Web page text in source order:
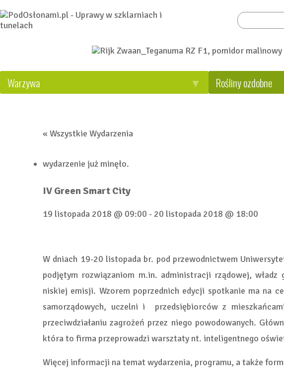
Szukaj:
Warzywa Rośliny ozdobne
« Wszystkie Wydarzenia
wydarzenie już minęło.
IV Green Smart City
19 listopada 2018 @ 09:00 - 20 listopada 2018 @ 18:00
W dniach 19-20 listopada br. pod przewodnictwem
podjętym rozwiązaniom m.in. administracji rządowej,
niskiej emisji. Wzorem poprzednich edycji spotkanie ma na
samorządowych, uczelni i przedsiębiorców z
przeciwdziałaniu zagrożeń przez niego powodowanych.
która to firma przeprowadzi warsztaty nt. inteligentnego
Więcej informacji na temat wydarzenia, programu, a także